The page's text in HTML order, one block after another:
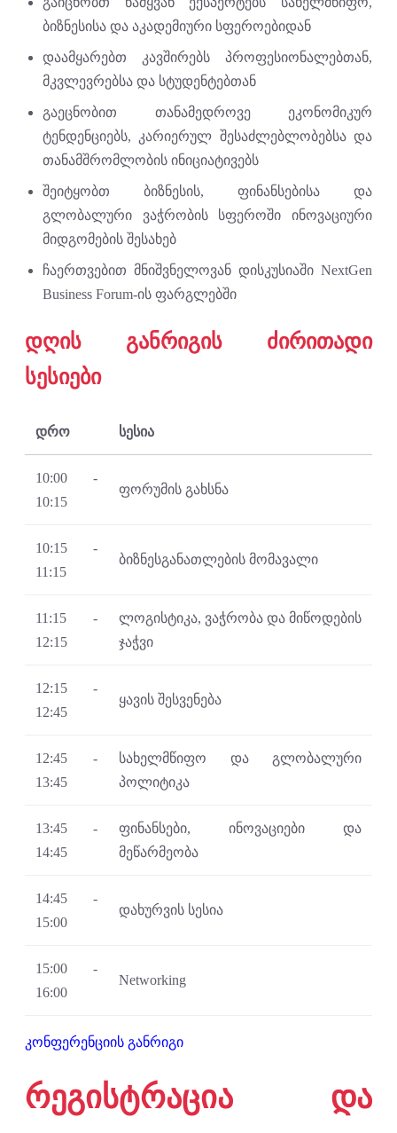
ბიზნესისა და აკადემიური სფეროებიდან
დაამყარებთ კავშირებს პროფესიონალებთან,
მკვლევრებსა და სტუდენტებთან
გაეცნობით თანამედროვე ეკონომიკურ
ტენდენციებს, კარიერულ შესაძლებლობებსა და
თანამშრომლობის ინიციატივებს
შეიტყობთ ბიზნესის, ფინანსებისა და
გლობალური ვაჭრობის სფეროში ინოვაციური
მიდგომების შესახებ
ჩაერთვებით მნიშვნელოვან დისკუსიაში NextGen
Business Forum-ის ფარგლებში
დღის განრიგის ძირითადი
სესიები
დრო სესია
10:00 -
10:15
ფორუმის გახსნა
10:15 -
11:15
ბიზნესგანათლების მომავალი
11:15 -
12:15
ლოგისტიკა, ვაჭრობა და მიწოდების
ჯაჭვი
12:15 -
12:45
ყავის შესვენება
12:45 -
13:45
სახელმწიფო და გლობალური
პოლიტიკა
13:45 -
14:45
ფინანსები, ინოვაციები და
მეწარმეობა
14:45 -
15:00
დახურვის სესია
15:00 -
16:00
Networking
კონფერენციის განრიგი
რეგისტრაცია და